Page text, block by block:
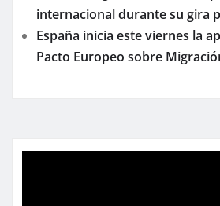
internacional durante su gira
España inicia este viernes la
Pacto Europeo sobre